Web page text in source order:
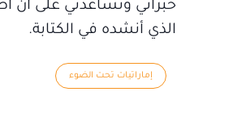
خبراتي وتساعدني على أن
الذي أنشده في الكتابة.
إماراتيات تحت الضوء